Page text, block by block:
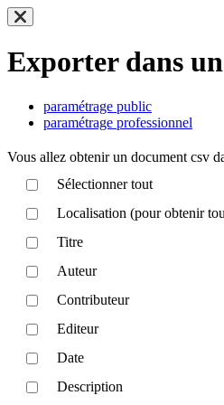
Exporter dans
paramétrage public
paramétrage professionnel
Vous allez obtenir un document csv
Sélectionner tout
Localisation (pour obtenir
Titre
Auteur
Contributeur
Editeur
Date
Description